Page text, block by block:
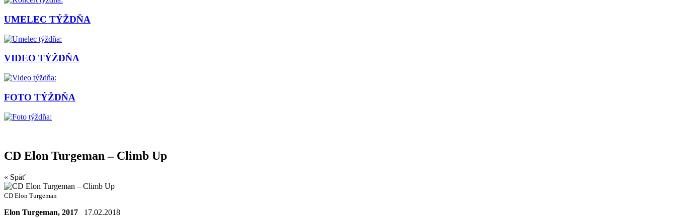
UMELEC TÝŽDŇA
VIDEO TÝŽDŇA
FOTO TÝŽDŇA
CD Elon Turgeman – Climb Up
« Späť
CD Elon Turgeman
Elon Turgeman, 2017 17.02.2018